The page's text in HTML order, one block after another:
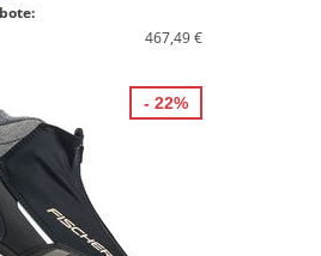
467,49 €
- 22%